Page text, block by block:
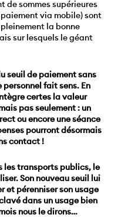
de sommes supérieures
via mobile) sont
la bonne
sur lesquels le géant
seuil de paiement sans
fait sens. En
certes la valeur
pas seulement : un
ou encore une séance
pourront désormais
contact !
les transports publics, le
Son nouveau seuil lui
et pérenniser son usage
dans un usage bien
nous le dirons…